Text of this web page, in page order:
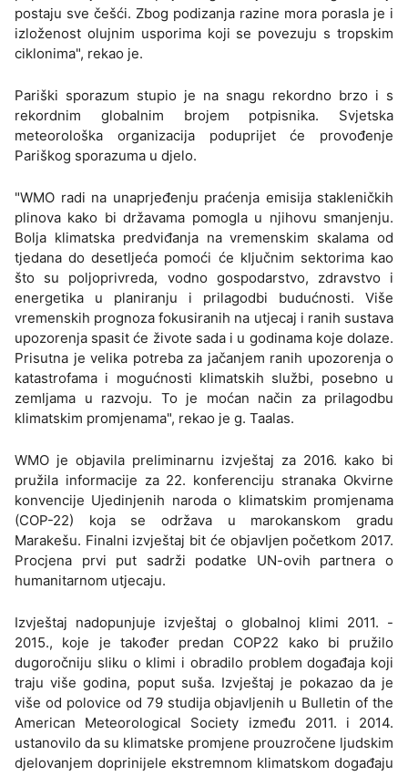
postaju sve češći. Zbog podizanja razine mora porasla je i
izloženost olujnim usporima koji se povezuju s tropskim
ciklonima", rekao je.
Pariški sporazum stupio je na snagu rekordno brzo i s
rekordnim globalnim brojem potpisnika. Svjetska
meteorološka organizacija poduprijet će provođenje
Pariškog sporazuma u djelo.
"WMO radi na unaprjeđenju praćenja emisija stakleničkih
plinova kako bi državama pomogla u njihovu smanjenju.
Bolja klimatska predviđanja na vremenskim skalama od
tjedana do desetljeća pomoći će ključnim sektorima kao
što su poljoprivreda, vodno gospodarstvo, zdravstvo i
energetika u planiranju i prilagodbi budućnosti. Više
vremenskih prognoza fokusiranih na utjecaj i ranih sustava
upozorenja spasit će živote sada i u godinama koje dolaze.
Prisutna je velika potreba za jačanjem ranih upozorenja o
katastrofama i mogućnosti klimatskih službi, posebno u
zemljama u razvoju. To je moćan način za prilagodbu
klimatskim promjenama", rekao je g. Taalas.
WMO je objavila preliminarnu izvještaj za 2016. kako bi
pružila informacije za 22. konferenciju stranaka Okvirne
konvencije Ujedinjenih naroda o klimatskim promjenama
(COP-22) koja se održava u marokanskom gradu
Marakešu. Finalni izvještaj bit će objavljen početkom 2017.
Procjena prvi put sadrži podatke UN-ovih partnera o
humanitarnom utjecaju.
Izvještaj nadopunjuje izvještaj o globalnoj klimi 2011. -
2015., koje je također predan COP22 kako bi pružilo
dugoročniju sliku o klimi i obradilo problem događaja koji
traju više godina, poput suša. Izvještaj je pokazao da je
više od polovice od 79 studija objavljenih u Bulletin of the
American Meteorological Society između 2011. i 2014.
ustanovilo da su klimatske promjene prouzročene ljudskim
djelovanjem doprinijele ekstremnom klimatskom događaju